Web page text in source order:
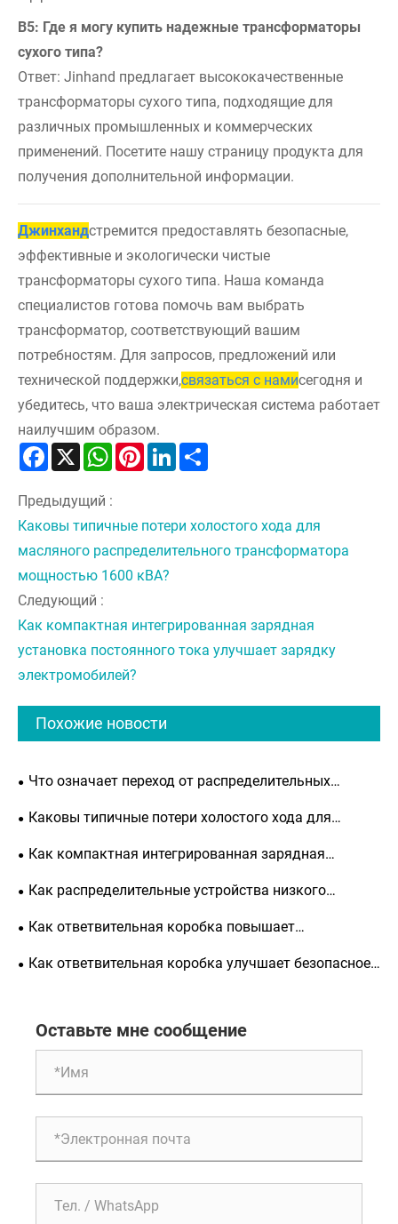
В5: Где я могу купить надежные трансформаторы
сухого типа?
Ответ: Jinhand предлагает высококачественные
трансформаторы сухого типа, подходящие для
различных промышленных и коммерческих
применений. Посетите нашу страницу продукта для
получения дополнительной информации.
Джинхандстремится предоставлять безопасные,
эффективные и экологически чистые
трансформаторы сухого типа. Наша команда
специалистов готова помочь вам выбрать
трансформатор, соответствующий вашим
потребностям. Для запросов, предложений или
технической поддержки,связаться с намисегодня и
убедитесь, что ваша электрическая система работает
наилучшим образом.
Facebook
X WhatsAppPinterestLinkedIn
Предыдущий :
Каковы типичные потери холостого хода для
масляного распределительного трансформатора
мощностью 1600 кВА?
Следующий :
Как компактная интегрированная зарядная
установка постоянного тока улучшает зарядку
электромобилей?
Похожие новости
Что означает переход от распределительных
устройств без SF₆ для нового распределения
Каковы типичные потери холостого хода для
масляного распределительного трансформатора
Как компактная интегрированная зарядная
установка постоянного тока улучшает зарядку
Как распределительные устройства низкого
напряжения повышают электробезопасность и
Как ответвительная коробка повышает
эффективность распределения электроэнергии?
Как ответвительная коробка улучшает безопасное
Оставьте мне сообщение